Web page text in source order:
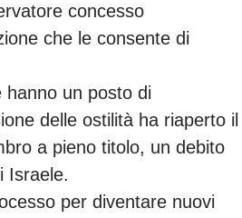
concesso
che le consente di
un posto di
delle ostilità ha riaperto il
a pieno titolo, un debito
Israele.
per diventare nuovi